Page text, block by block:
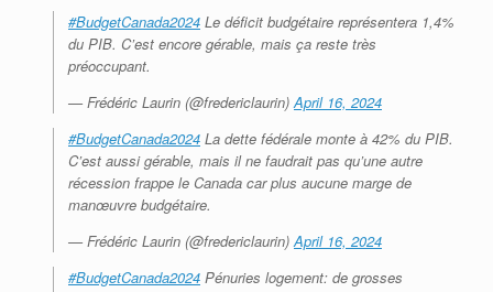
#BudgetCanada2024 Le déficit budgétaire représentera 1,4%
du PIB. C’est encore gérable, mais ça reste très
préoccupant.
— Frédéric Laurin (@fredericlaurin)April 16, 2024
#BudgetCanada2024 La dette fédérale monte à 42% du PIB.
C’est aussi gérable, mais il ne faudrait pas qu’une autre
récession frappe le Canada car plus aucune marge de
manœuvre budgétaire.
— Frédéric Laurin (@fredericlaurin)April 16, 2024
#BudgetCanada2024 Pénuries logement: de grosses